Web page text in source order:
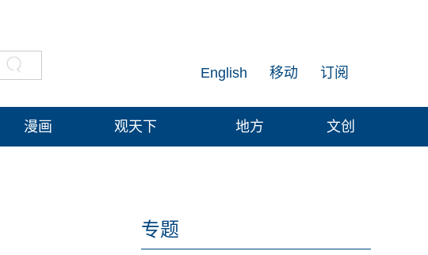
订阅
移动
English
漫画 观天下 地方 文创
专题